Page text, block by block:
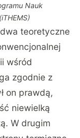
Nauk
teoretyczne
wśród
zgodnie z
on prawdą,
niewielką
W drugim